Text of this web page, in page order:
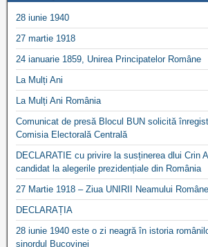
28 iunie 1940
27 martie 1918
24 ianuarie 1859, Unirea Principatelor Române
La Mulți Ani
La Mulți Ani România
Comunicat de presă Blocul BUN solicită
Comisia Electorală Centrală
DECLARATIE cu privire la susținerea dlui Crin
candidat la alegerile prezidențiale din România
27 Martie 1918 – Ziua UNIRII Neamului
DECLARAȚIA
28 iunie 1940 este o zi neagră în istoria
şinordul Bucovinei